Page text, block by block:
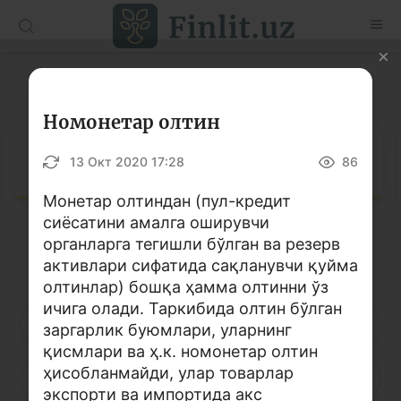
Рус
Мақолалар
Ўқув қўлланмалар
Луғат
Молиявий саводхонлик бўйича китоблар
Видео
Лойиҳалар
Интерактив хизматлар
Фотогалерея
Луғат
Кирилл алифбоси Лотин алифбоси
А Б В Г Ғ
Ё Ж З И Й
Номонетар олтин
13 Окт 2020 17:28 86
Монетар олтиндан (пул-кредит
сиёсатини амалга оширувчи
органларга тегишли бўлган ва резерв
активлари сифатида сақланувчи қуйма
олтинлар) бошқа ҳамма олтинни ўз
ичига олади. Таркибида олтин бўлган
заргарлик буюмлари, уларнинг
қисмлари ва ҳ.к. номонетар олтин
ҳисобланмайди, улар товарлар
экспорти ва импортида акс